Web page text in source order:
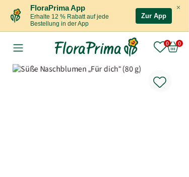
×
FloraPrima App
Erhalte 12 % Rabatt auf jede
Bestellung in der App
Zur App